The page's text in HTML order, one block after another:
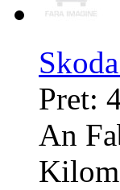
Pret:
An